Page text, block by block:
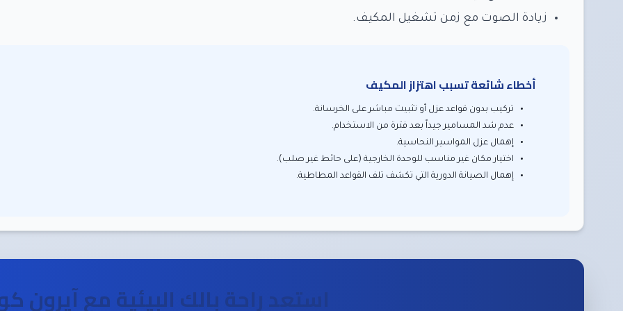
زيادة الصوت مع زمن تشغيل المكيف.
أخطاء شائعة تسبب اهتزاز المكيف
تركيب بدون قواعد عزل أو تثبيت مباشر على الخرسانة.
عدم شد المسامير جيداً بعد فترة من الاستخدام.
إهمال عزل المواسير النحاسية.
اختيار مكان غير مناسب للوحدة الخارجية (على حائط غير صلب).
إهمال الصيانة الدورية التي تكشف تلف القواعد المطاطية.
استعد راحة بالك البيئية مع آيرون